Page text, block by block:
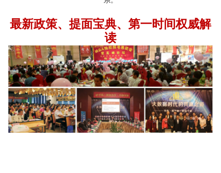
最新政策、提面宝典、第一时间权威解
读